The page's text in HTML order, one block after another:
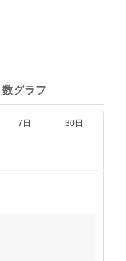
グラフ
7日 30日